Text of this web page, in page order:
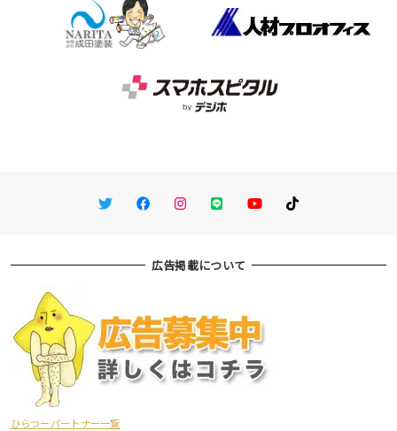
TwitterFacebookInstagram
LINE You TubeTikTok
広告掲載について
ひらつーパートナー一覧